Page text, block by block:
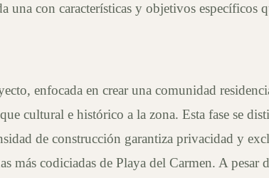
una con características y objetivos
enfocada en crear una comunidad
cultural e histórico a la zona. Esta fase se
de construcción garantiza privacidad y
más codiciadas de Playa del Carmen. A pesar